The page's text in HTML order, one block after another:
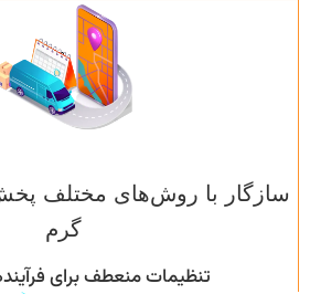
سازگار با روش‌های مختلف
گرم
تنظیمات منعطف برای